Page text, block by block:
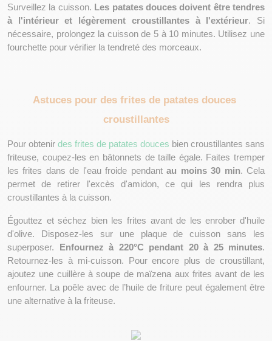
Surveillez la cuisson. Les patates douces doivent être tendres
à l'intérieur et légèrement croustillantes à l'extérieur. Si
nécessaire, prolongez la cuisson de 5 à 10 minutes. Utilisez une
fourchette pour vérifier la tendreté des morceaux.
Astuces pour des frites de patates douces
croustillantes
Pour obtenir des frites de patates douces bien croustillantes sans
friteuse, coupez-les en bâtonnets de taille égale. Faites tremper
les frites dans de l'eau froide pendant au moins 30 min. Cela
permet de retirer l'excès d'amidon, ce qui les rendra plus
croustillantes à la cuisson.
Égouttez et séchez bien les frites avant de les enrober d'huile
d'olive. Disposez-les sur une plaque de cuisson sans les
superposer.
Enfournez à 220°C pendant 20 à 25 minutes.
Retournez-les à mi-cuisson. Pour encore plus de croustillant,
ajoutez une cuillère à soupe de maïzena aux frites avant de les
enfourner. La poêle avec de l’huile de friture peut également être
une alternative à la friteuse.